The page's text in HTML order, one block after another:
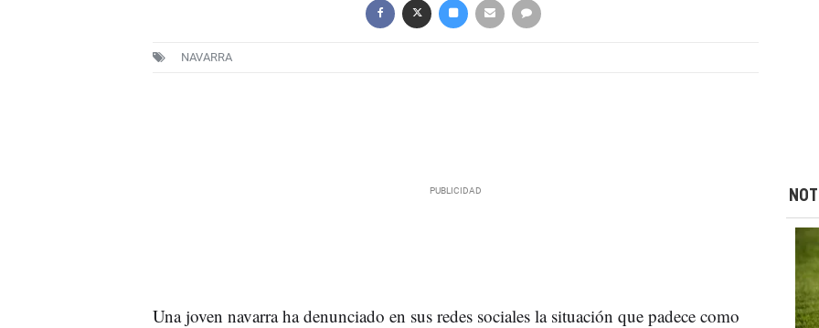
NAVARRA
Una joven navarra ha denunciado en sus redes sociales la situación que padece como